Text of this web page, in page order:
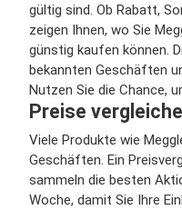
gültig sind. Ob Rabatt,
zeigen Ihnen, wo Sie
günstig kaufen können.
bekannten Geschäften
Nutzen Sie die Chance,
Preise
Viele Produkte wie
Geschäften. Ein
sammeln die besten
Woche, damit Sie Ihre